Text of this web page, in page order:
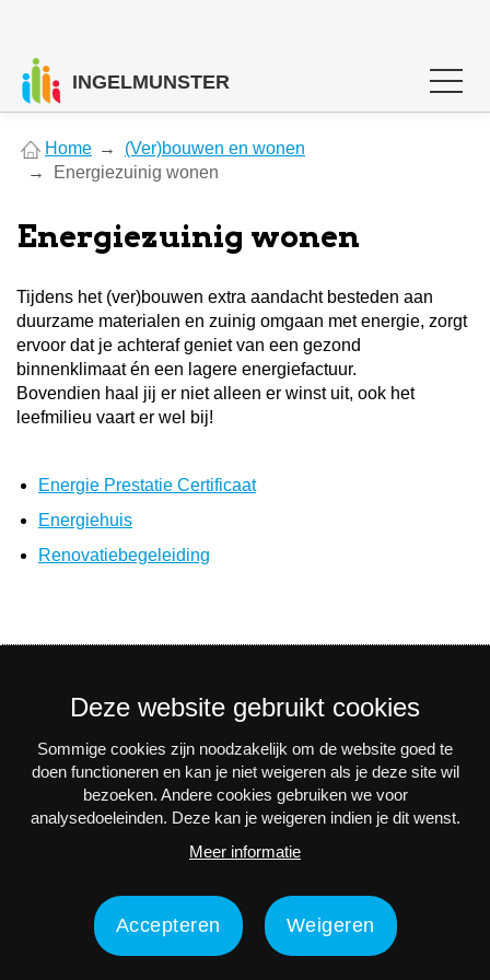
INGELMUNSTER
are
here
Home
(Ver)bouwen en wonen
Energiezuinig wonen
Energiezuinig wonen
Tijdens het (ver)bouwen extra aandacht besteden aan
duurzame materialen en zuinig omgaan met energie, zorgt
ervoor dat je achteraf geniet van een gezond
binnenklimaat én een lagere energiefactuur.
Bovendien haal jij er niet alleen er winst uit, ook het
leefmilieu vaart er wel bij!
Energie Prestatie Certificaat
Energiehuis
Renovatiebegeleiding
Nieuwsbrief
Via e-mail op de hoogte blijven van alle nieuws en
activiteiten? Schrijf je in voor onze interessante
nieuwsbrieven!
Nu inschrijven
Disclaimer Toegankelijkheidsverklaring
Deze website gebruikt cookies
Sommige cookies zijn noodzakelijk om de website goed te
doen functioneren en kan je niet weigeren als je deze site wil
bezoeken. Andere cookies gebruiken we voor
analysedoeleinden. Deze kan je weigeren indien je dit wenst.
Meer informatie
Accepteren Weigeren